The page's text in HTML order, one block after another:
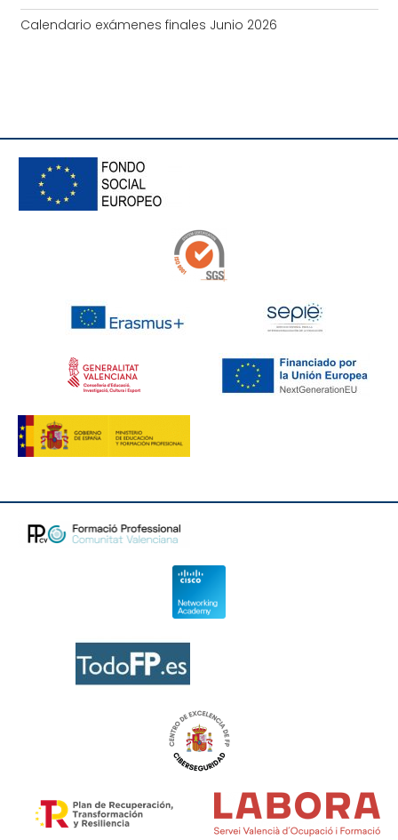
Calendario exámenes finales Junio 2026